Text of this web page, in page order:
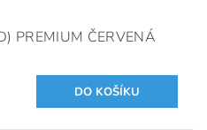
PREMIUM ČERVENÁ